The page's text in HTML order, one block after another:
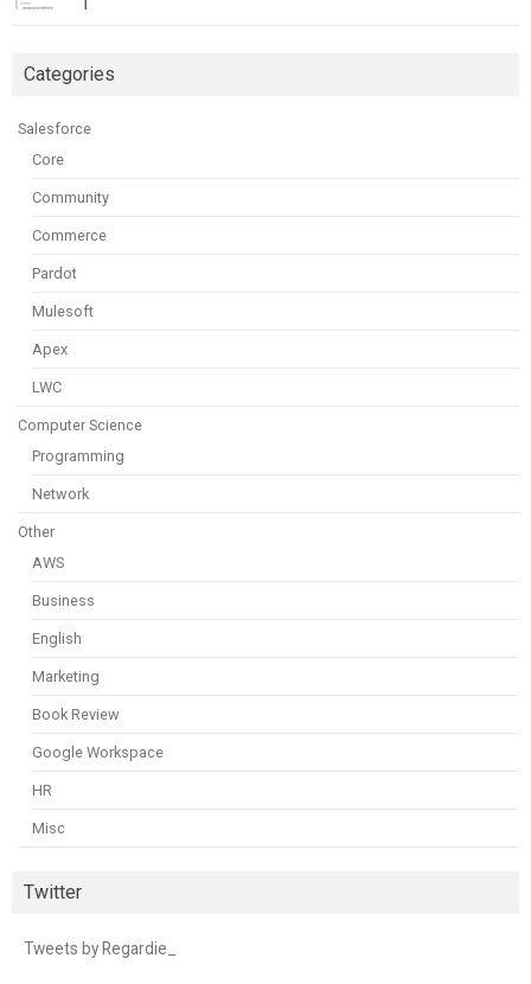
Categories
Salesforce
Core
Community
Commerce
Pardot
Mulesoft
Apex
LWC
Computer Science
Programming
Network
Other
AWS
Business
English
Marketing
Book Review
Google Workspace
HR
Misc
Twitter
Tweets by Regardie_